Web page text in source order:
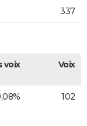
337
voix Voix
102